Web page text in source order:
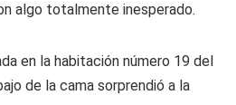
algo totalmente inesperado.
en la habitación número 19 del
de la cama sorprendió a la